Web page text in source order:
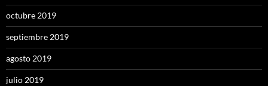
octubre 2019
septiembre 2019
agosto 2019
julio 2019